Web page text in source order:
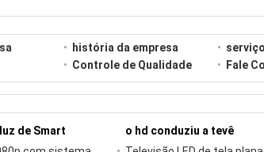
história da empresa
Controle de Qualidade Fale
de Smart
o hd conduziu a tevê